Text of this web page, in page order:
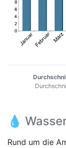
💧
Rund um die